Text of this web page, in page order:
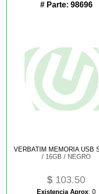
# Parte: 98696
VERBATIM MEMORIA USB
/ 16GB / NEGRO
$ 103.50
Existencia Aprox: 0